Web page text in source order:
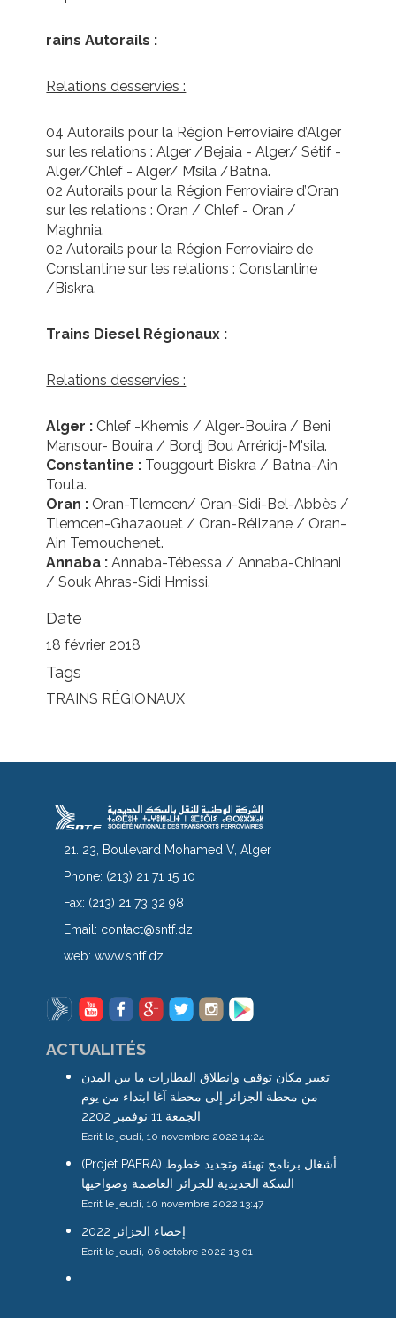
rains Autorails :
Relations desservies :
04 Autorails pour la Région Ferroviaire d’Alger
sur les relations : Alger /Bejaia - Alger/ Sétif -
Alger/Chlef - Alger/ M’sila /Batna.
02 Autorails pour la Région Ferroviaire d’Oran
sur les relations : Oran / Chlef - Oran /
Maghnia.
02 Autorails pour la Région Ferroviaire de
Constantine sur les relations : Constantine
/Biskra.
Trains Diesel Régionaux :
Relations desservies :
Alger : Chlef -Khemis / Alger-Bouira / Beni
Mansour- Bouira / Bordj Bou Arréridj-M'sila.
Constantine : Touggourt Biskra / Batna-Ain
Touta.
Oran : Oran-Tlemcen/ Oran-Sidi-Bel-Abbès /
Tlemcen-Ghazaouet / Oran-Rélizane / Oran-
Ain Temouchenet.
Annaba :Annaba-Tébessa / Annaba-Chihani
/ Souk Ahras-Sidi Hmissi.
Date
18 février 2018
Tags
TRAINS RÉGIONAUX
21. 23, Boulevard Mohamed V, Alger
Phone: (213) 21 71 15 10
Fax: (213) 21 73 32 98
Email: contact@sntf.dz
web:www.sntf.dz
ACTUALITÉS
تغيير مكان توقف وانطلاق القطارات ما بين المدن
من محطة الجزائر إلى محطة آغا ابتداء من يوم
الجمعة 11 نوفمبر 2202
Ecrit le jeudi, 10 novembre 2022 14:24
(Projet PAFRA) أشغال برنامج تهيئة وتجديد خطوط
السكة الحديدية للجزائر العاصمة وضواحيها
Ecrit le jeudi, 10 novembre 2022 13:47
إحصاء الجزائر 2022
Ecrit le jeudi, 06 octobre 2022 13:01